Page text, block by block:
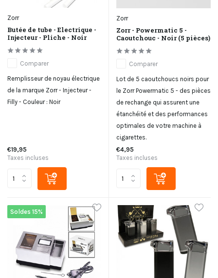
Zorr
Butée de tube - Electrique -
Injecteur - Pliche - Noir
Comparer
Remplisseur de noyau électrique
de la marque Zorr - Injecteur -
Filly - Couleur : Noir
€19,95
Taxes incluses
Zorr
Zorr - Powermatic 5 -
Caoutchouc - Noir (5 pièces)
Comparer
Lot de 5 caoutchoucs noirs pour
le Zorr Powermatic 5 - des pièces
de rechange qui assurent une
étanchéité et des performances
optimales de votre machine à
cigarettes.
€4,95
Taxes incluses
Soldes 15%